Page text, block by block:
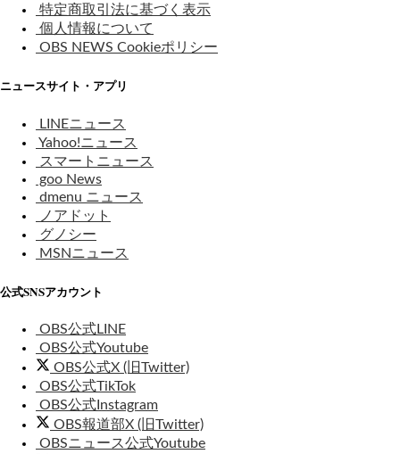
特定商取引法に基づく表示
個人情報について
OBS NEWS Cookieポリシー
ニュースサイト・アプリ
LINEニュース
Yahoo!ニュース
スマートニュース
goo News
dmenu ニュース
ノアドット
グノシー
MSNニュース
公式SNSアカウント
OBS公式LINE
OBS公式Youtube
OBS公式X (旧Twitter)
OBS公式TikTok
OBS公式Instagram
OBS報道部X (旧Twitter)
OBSニュース公式Youtube